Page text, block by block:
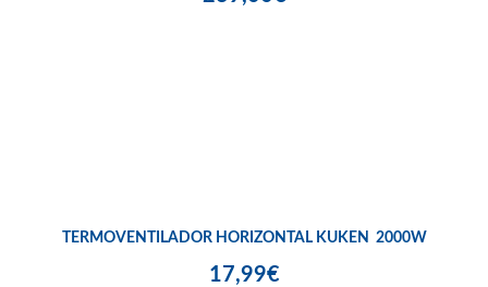
TERMOVENTILADOR HORIZONTAL KUKEN 2000W
17,99€